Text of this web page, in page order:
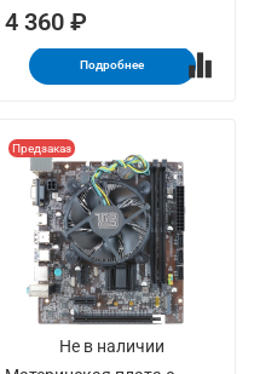
4 360 ₽
Подробнее
Не в наличии
Предзаказ